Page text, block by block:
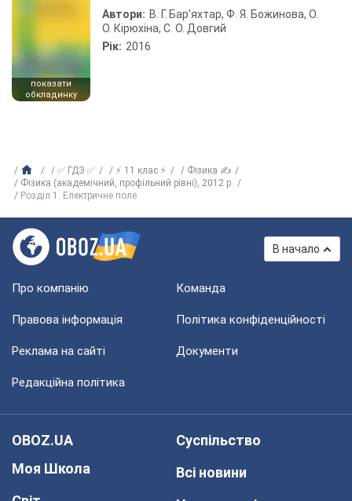
показати
обкладинку
Автори: В. Г. Бар’яхтар, Ф. Я. Божинова, О.
О. Кірюхіна, С. О. Довгий
Рік: 2016
✅ ГДЗ ✅ ⚡ 11 клас ⚡
Фізика ✍
Фізика (академічний, профільний рівні), 2012 р.
Розділ 1. Електричне поле
В начало
Про компанію Команда
Правова інформація Політика конфіденційності
Реклама на сайті Документи
Редакційна політика
OBOZ.UA
Моя Школа
Суспільство
Всі новини